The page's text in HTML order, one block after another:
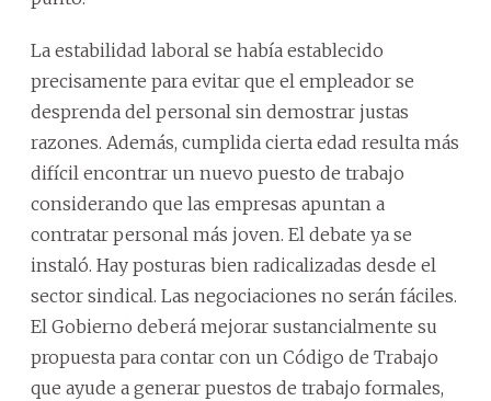
La estabilidad laboral se había establecido
precisamente para evitar que el empleador se
desprenda del personal sin demostrar justas
razones. Además, cumplida cierta edad resulta más
difícil encontrar un nuevo puesto de trabajo
considerando que las empresas apuntan a
contratar personal más joven. El debate ya se
instaló. Hay posturas bien radicalizadas desde el
sector sindical. Las negociaciones no serán fáciles.
El Gobierno deberá mejorar sustancialmente su
propuesta para contar con un Código de Trabajo
que ayude a generar puestos de trabajo formales,